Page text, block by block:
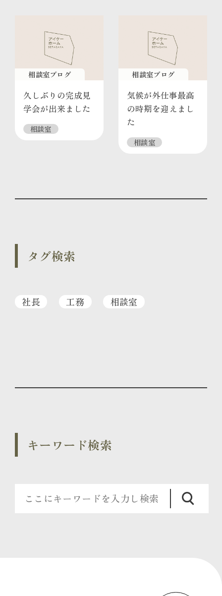
相談室ブログ
久しぶりの完成見
学会が出来ました
相談室
相談室ブログ
気候が外仕事最高
の時期を迎えまし
た
相談室
タグ検索
社長 工務 相談室
キーワード検索